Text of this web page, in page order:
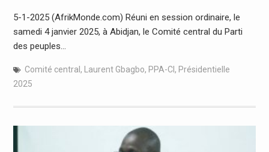
5-1-2025 (AfrikMonde.com) Réuni en session ordinaire, le
samedi 4 janvier 2025, à Abidjan, le Comité central du Parti
des peuples…
Comité central , Laurent Gbagbo, PPA-CI , Présidentielle
2025